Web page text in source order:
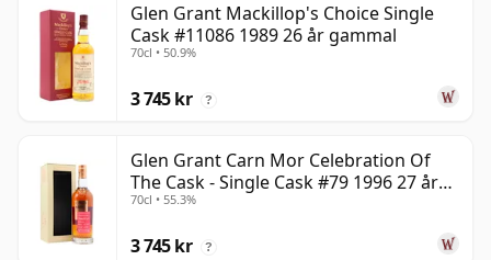
Glen Grant Mackillop's Choice Single
Cask #11086 1989 26 år gammal
70cl • 50.9%
3 745 kr ?
Glen Grant Carn Mor Celebration Of
The Cask - Single Cask #79 1996 27 år
gammal
70cl • 55.3%
3 745 kr ?